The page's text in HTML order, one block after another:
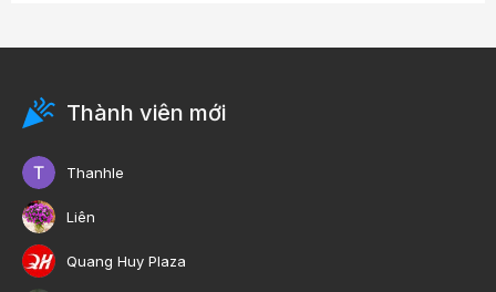
Thành viên mới
Thanhle
Liên
Quang Huy Plaza